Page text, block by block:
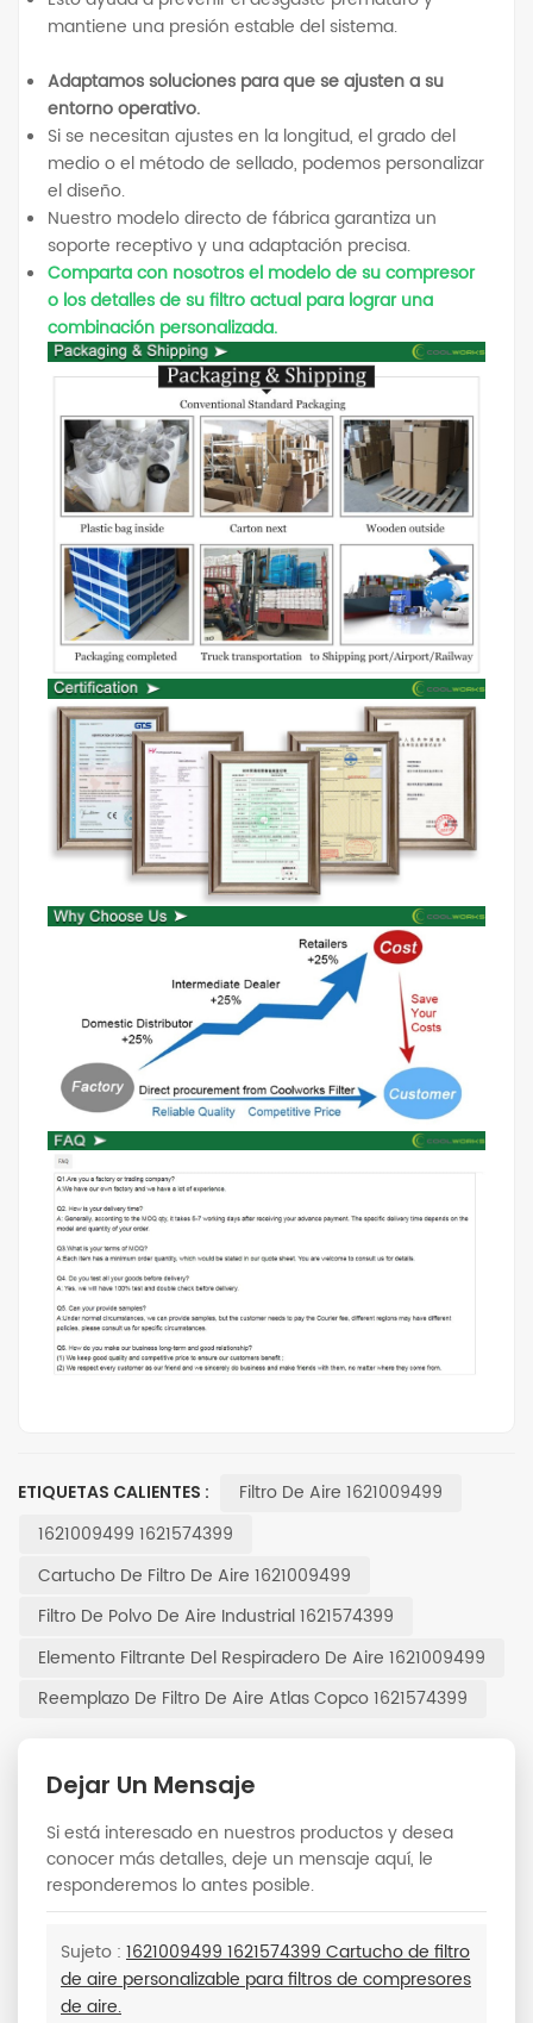
mantiene una presión estable del sistema.
Adaptamos soluciones para que se ajusten a su
entorno operativo.
Si se necesitan ajustes en la longitud, el grado del
medio o el método de sellado, podemos personalizar
el diseño.
Nuestro modelo directo de fábrica garantiza un
soporte receptivo y una adaptación precisa.
Comparta con nosotros el modelo de su compresor
o los detalles de su filtro actual para lograr una
combinación personalizada.
ETIQUETAS CALIENTES :
Filtro De Aire 1621009499
1621009499 1621574399
Cartucho De Filtro De Aire 1621009499
Filtro De Polvo De Aire Industrial 1621574399
Elemento Filtrante Del Respiradero De Aire 1621009499
Reemplazo De Filtro De Aire Atlas Copco 1621574399
Dejar Un Mensaje
Si está interesado en nuestros productos y desea
conocer más detalles, deje un mensaje aquí, le
responderemos lo antes posible.
Sujeto : 1621009499 1621574399 Cartucho de filtro
de aire personalizable para filtros de compresores
de aire.